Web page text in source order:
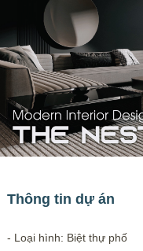
Thông tin dự án
- Loại hình: Biệt thự phố